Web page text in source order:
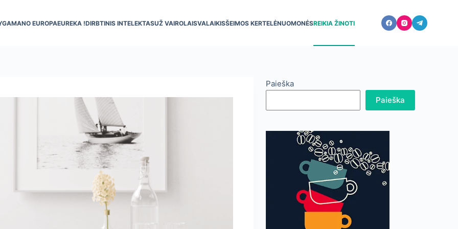
MANO EUROPAEUREKA !DIRBTINIS INTELEKTASUŽ VAIROLAISVALAIKISŠEIMOS KERTELĖNUOMONĖSREIKIA ŽINOTI
Paieška
Paieška